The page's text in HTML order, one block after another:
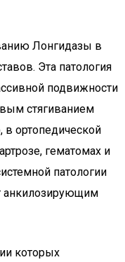
Лонгидазы в
Эта патология
подвижности
стягиванием
ортопедической
гематомах и
патологии
анкилозирующим
которых